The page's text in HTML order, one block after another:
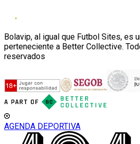
Bolavip, al igual que Futbol Sites, es
perteneciente a Better Collective.
reservados
AGENDA DEPORTIVA